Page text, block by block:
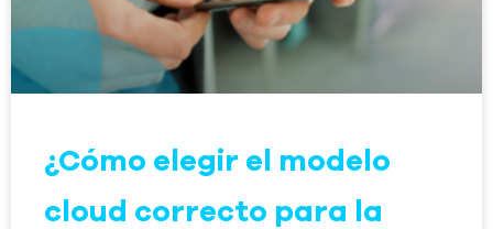
¿Cómo elegir el modelo
cloud correcto para la